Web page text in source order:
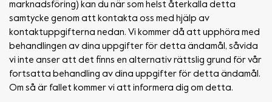
marknadsföring) kan du när som helst återkalla detta
samtycke genom att kontakta oss med hjälp av
kontaktuppgifterna nedan. Vi kommer då att upphöra med
behandlingen av dina uppgifter för detta ändamål, såvida
vi inte anser att det finns en alternativ rättslig grund för vår
fortsatta behandling av dina uppgifter för detta ändamål.
Om så är fallet kommer vi att informera dig om detta.